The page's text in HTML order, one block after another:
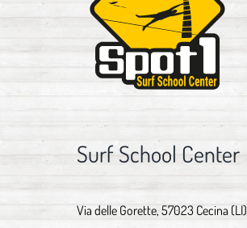
Surf School Center
Via delle Gorette, 57023 Cecina (LI)